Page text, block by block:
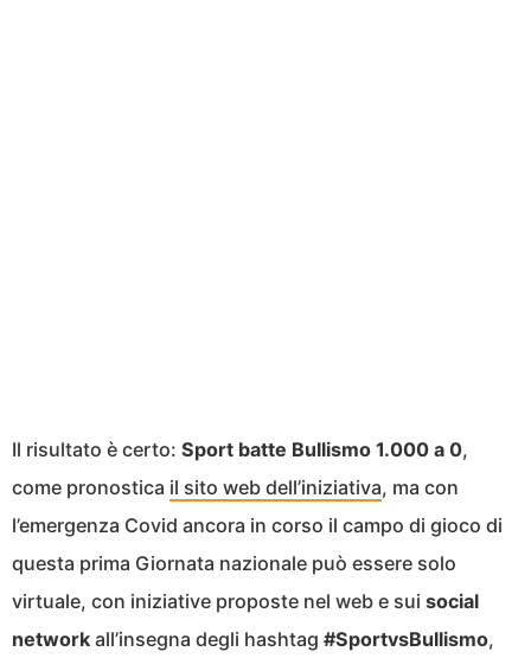
Il risultato è certo: Sport batte Bullismo 1.000 a 0,
come pronostica il sito web dell’iniziativa, ma con
l’emergenza Covid ancora in corso il campo di gioco di
questa prima Giornata nazionale può essere solo
virtuale, con iniziative proposte nel web e sui social
network all’insegna degli hashtag #SportvsBullismo,